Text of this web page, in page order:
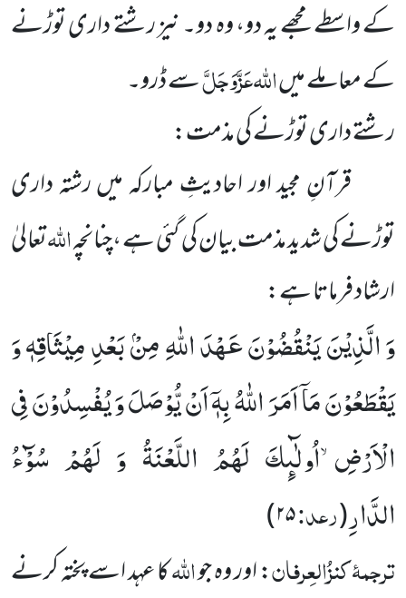
کے واسطے مجھے یہ دو، وہ دو۔ نیز رشتے داری توڑنے
کے معاملے میںاللہعَزَّوَجَلَّسے ڈرو۔
رشتے داری توڑنے کی مذمت:
قرآنِ مجید اور احادیثِ مبارکہ میں رشتہ داری
توڑنے کی شدید مذمت بیان کی گئی ہے ،چنانچہاللہتعالیٰ
ارشاد فرماتا ہے:
وَ الَّذِیْنَ یَنْقُضُوْنَ عَهْدَ اللّٰهِ مِنْۢ بَعْدِ مِیْثَاقِهٖ وَ
یَقْطَعُوْنَ مَاۤ اَمَرَ اللّٰهُ بِهٖۤ اَنْ یُّوْصَلَ وَ یُفْسِدُوْنَ فِی
الْاَرْضِۙ-اُولٰٓىٕكَ لَهُمُ اللَّعْنَةُ وَ لَهُمْ سُوْٓءُ
الدَّارِ(رعد:۲۵)
ترجمۂکنزُالعِرفان: اور وہ جواللہکا عہد اسے پختہ کرنے